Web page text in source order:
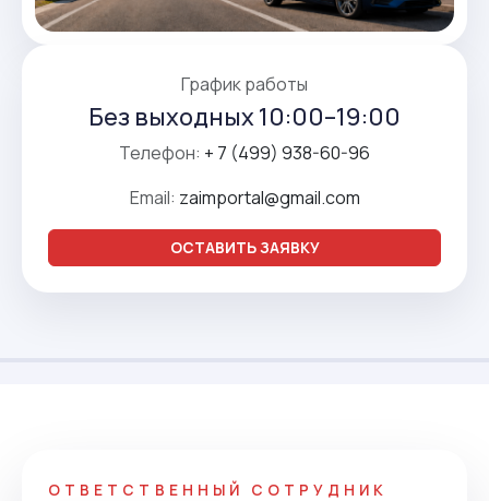
График работы
Без выходных 10:00–19:00
Телефон: + 7 (499) 938-60-96
Email: zaimportal@gmail.com
ОСТАВИТЬ ЗАЯВКУ
ОТВЕТСТВЕННЫЙ СОТРУДНИК